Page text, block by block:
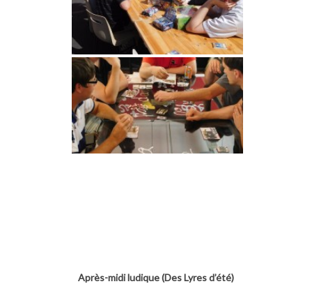
Après-midi ludique (Des Lyres d’été)